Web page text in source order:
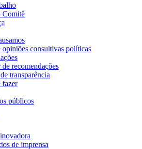
Comitê
opiniões consultivas políticas
de recomendações
transparência
fazer
públicos
de imprensa